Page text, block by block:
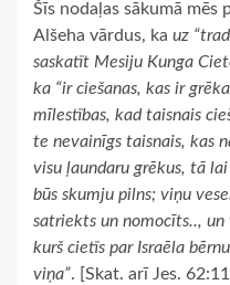
Šīs nodaļas sākumā mēs
Alšeha vārdus, ka uz
saskatīt Mesiju Kunga
ka “ir ciešanas, kas ir
mīlestības, kad taisnais
te nevainīgs taisnais, kas
visu ļaundaru grēkus, tā
būs skumju pilns; viņu
satriekts un nomocīts..,
kurš cietīs par Israēla
viņa”. [Skat. arī Jes. 62:11]